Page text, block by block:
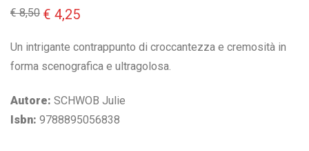
€8,50 Il
prezzo
era:
€ 8,50.
€ 4,25Il
è:
€ 4,25.
Un intrigante contrappunto di croccantezza e cremosità in
forma scenografica e ultragolosa.
Autore: SCHWOB Julie
Isbn: 9788895056838